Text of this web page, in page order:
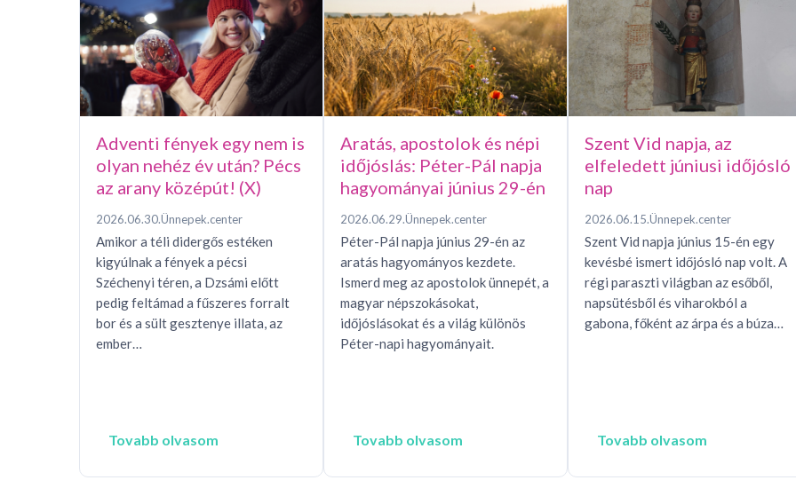
Adventi fények egy nem is
olyan nehéz év után? Pécs
az arany középút! (X)
2026.06.30.Ünnepek.center
Amikor a téli didergős estéken
kigyúlnak a fények a pécsi
Széchenyi téren, a Dzsámi előtt
pedig feltámad a fűszeres forralt
bor és a sült gesztenye illata, az
ember…
Tovabb olvasom
Aratás, apostolok és népi
időjóslás: Péter-Pál napja
hagyományai június 29-én
2026.06.29.Ünnepek.center
Péter-Pál napja június 29-én az
aratás hagyományos kezdete.
Ismerd meg az apostolok ünnepét, a
magyar népszokásokat,
időjóslásokat és a világ különös
Péter-napi hagyományait.
Tovabb olvasom
Szent Vid napja, az
elfeledett júniusi időjósló
nap
2026.06.15.Ünnepek.center
Szent Vid napja június 15-én egy
kevésbé ismert időjósló nap volt. A
régi paraszti világban az esőből,
napsütésből és viharokból a
gabona, főként az árpa és a búza…
Tovabb olvasom